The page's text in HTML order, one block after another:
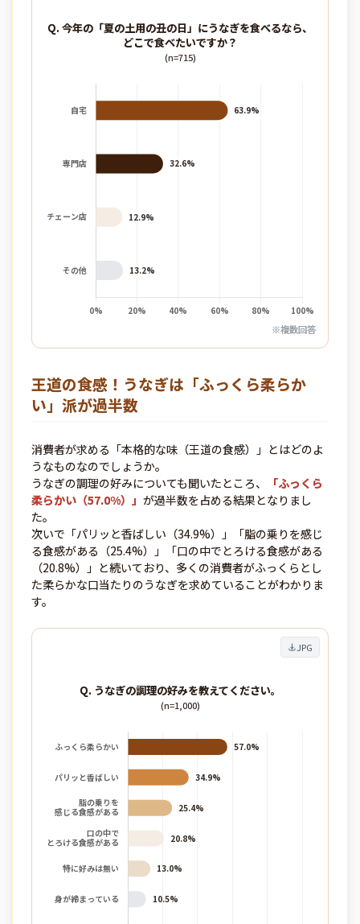
Q. 今年の「夏の土用の丑の日」にうなぎを食べるなら、
どこで食べたいですか？
(n=715)
※複数回答
王道の食感！うなぎは「ふっくら柔らか
い」派が過半数
消費者が求める「本格的な味（王道の食感）」とはどのよ
うなものなのでしょうか。
うなぎの調理の好みについても聞いたところ、
「ふっくら
柔らかい（57.0%）」 が過半数を占める結果となりまし
た。
次いで「パリッと香ばしい（34.9%）」「脂の乗りを感じ
る食感がある（25.4%）」「口の中でとろける食感がある
（20.8%）」と続いており、多くの消費者がふっくらとし
た柔らかな口当たりのうなぎを求めていることがわかりま
す。
JPG
Q. うなぎの調理の好みを教えてください。
(n=1,000)